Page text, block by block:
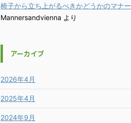
椅子から立ち上がるべきかどうかのマナー
Mannersandvienna より
アーカイブ
2026年4月
2025年4月
2024年9月